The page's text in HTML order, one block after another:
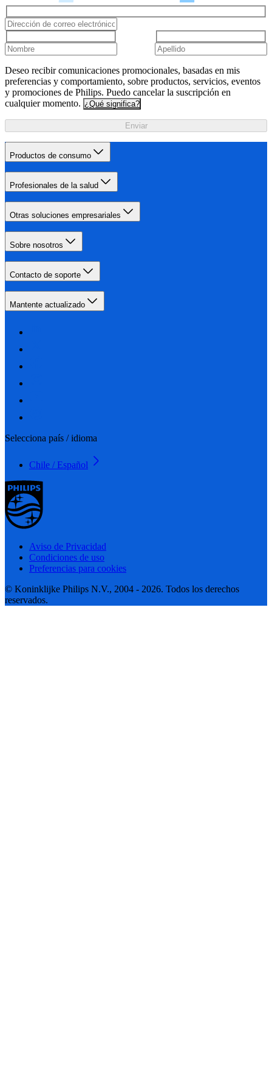
Deseo recibir comunicaciones promocionales, basadas en mis
preferencias y comportamiento, sobre productos, servicios, eventos
y promociones de Philips. Puedo cancelar la suscripción en
cualquier momento. ¿Qué significa?
Enviar
Productos de consumo
Profesionales de la salud
Otras soluciones empresariales
Sobre nosotros
Contacto de soporte
Mantente actualizado
Selecciona país / idioma
Chile / Español
Aviso de Privacidad
Condiciones de uso
Preferencias para cookies
© Koninklijke Philips N.V., 2004 - 2026. Todos los derechos
reservados.